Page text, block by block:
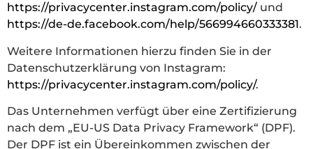
https://privacycenter.instagram.com/policy/ und
https://de-de.facebook.com/help/566994660333381.
Weitere Informationen hierzu finden Sie in der
Datenschutzerklärung von Instagram:
https://privacycenter.instagram.com/policy/.
Das Unternehmen verfügt über eine Zertifizierung
nach dem „EU-US Data Privacy Framework“ (DPF).
Der DPF ist ein Übereinkommen zwischen der